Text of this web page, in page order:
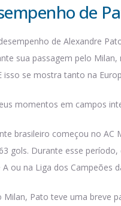
de
de Alexandre
sua passagem pelo
isso se mostra tanto na
momentos em campos
brasileiro começou no AC
gols. Durante esse
ou na Liga dos Campeões
Pato teve uma breve